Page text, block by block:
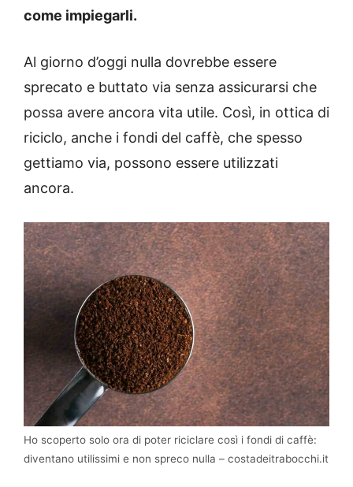
come impiegarli.
Al giorno d’oggi nulla dovrebbe essere
sprecato e buttato via senza assicurarsi che
possa avere ancora vita utile. Così, in ottica di
riciclo, anche i fondi del caffè, che spesso
gettiamo via, possono essere utilizzati
ancora.
Ho scoperto solo ora di poter riciclare così i fondi di caffè:
diventano utilissimi e non spreco nulla – costadeitrabocchi.it